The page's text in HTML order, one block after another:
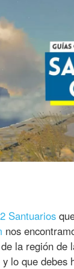
Santuarios
nos
de la región de
lo que debes